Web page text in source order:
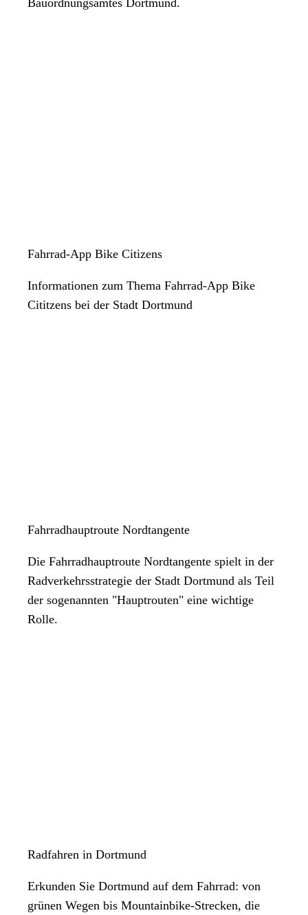
Bauordnungsamtes Dortmund.
Fahrrad-App Bike Citizens
Informationen zum Thema Fahrrad-App Bike
Cititzens bei der Stadt Dortmund
Fahrradhauptroute Nordtangente
Die Fahrradhauptroute Nordtangente spielt in der
Radverkehrsstrategie der Stadt Dortmund als Teil
der sogenannten "Hauptrouten" eine wichtige
Rolle.
Radfahren in Dortmund
Erkunden Sie Dortmund auf dem Fahrrad: von
grünen Wegen bis Mountainbike-Strecken, die